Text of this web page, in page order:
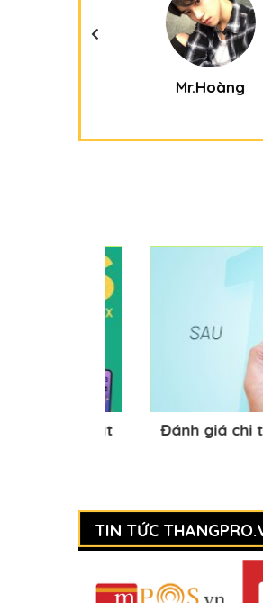
Mr.Hoàng
Đánh giá chi tiết
TIN TỨC